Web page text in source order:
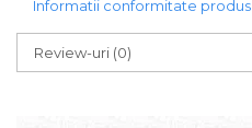
Informatii conformitate produs
Review-uri (0)